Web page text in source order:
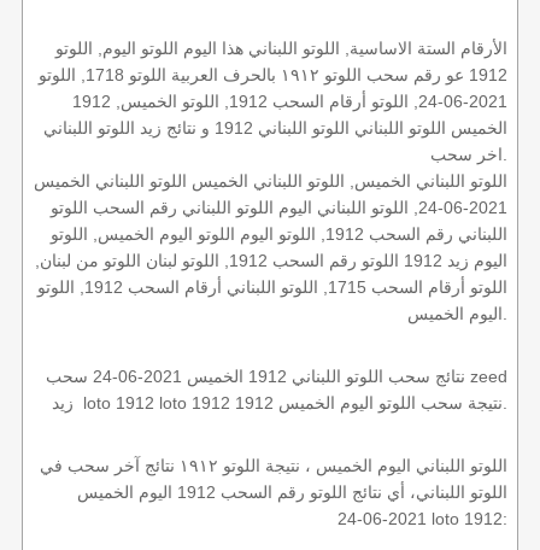
الأرقام الستة الاساسية, اللوتو اللبناني هذا اليوم اللوتو اليوم, اللوتو
1912 عو رقم سحب اللوتو ١٩١٢ بالحرف العربية اللوتو 1718, اللوتو
2021-06-24, اللوتو أرقام السحب 1912, اللوتو الخميس, 1912
الخميس اللوتو اللبناني اللوتو اللبناني 1912 و نتائج زيد اللوتو اللبناني
اللوتو اللبناني الخميس, اللوتو اللبناني الخميس اللوتو اللبناني الخميس
2021-06-24, اللوتو اللبناني اليوم اللوتو اللبناني رقم السحب اللوتو
اللبناني رقم السحب 1912, اللوتو اليوم اللوتو اليوم الخميس, اللوتو
اليوم زيد 1912 اللوتو رقم السحب 1912, اللوتو لبنان اللوتو من لبنان,
اللوتو أرقام السحب 1715, اللوتو اللبناني أرقام السحب 1912, اللوتو
نتائج سحب اللوتو اللبناني 1912 الخميس 2021-06-24 سحب zeed
اللوتو اللبناني اليوم الخميس ، نتيجة اللوتو ١٩١٢ نتائج آخر سحب في
اللوتو اللبناني، أي نتائج اللوتو رقم السحب 1912 اليوم الخميس
2021-06-24 loto 1912: